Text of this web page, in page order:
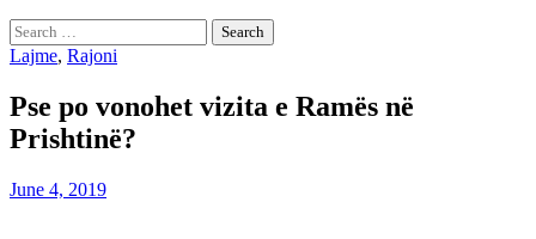
Search
for:
Lajme, Rajoni
Pse po vonohet vizita e Ramës në
Prishtinë?
June 4, 2019